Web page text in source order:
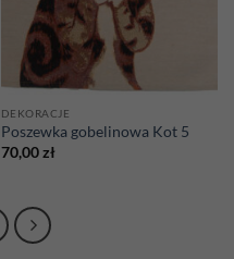
DEKORACJE
Poszewka gobelinowa Kot 5
70,00zł